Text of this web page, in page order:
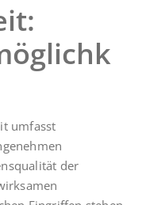
umfasst
der